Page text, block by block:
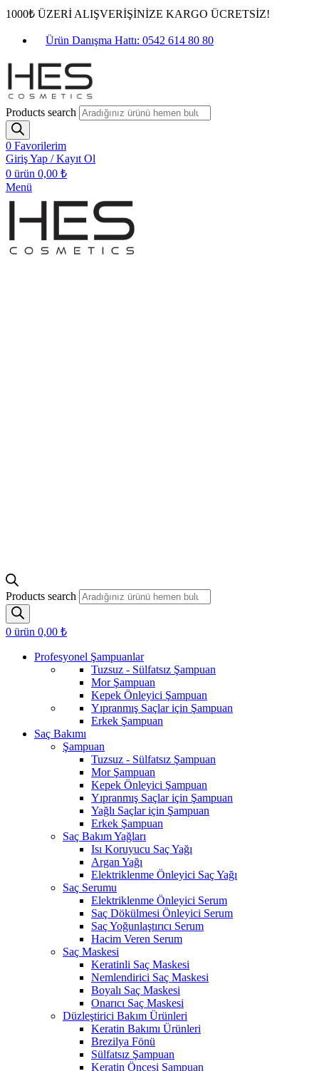
1000₺ ÜZERİ ALIŞVERİŞİNİZE KARGO ÜCRETSİZ!
Ürün Danışma Hattı: 0542 614 80 80
Products search
0 Favorilerim
Giriş Yap / Kayıt Ol
0 ürün 0,00 ₺
Menü
Products search
0 ürün 0,00 ₺
Profesyonel Şampuanlar
Tuzsuz - Sülfatsız Şampuan
Mor Şampuan
Kepek Önleyici Şampuan
Yıpranmış Saçlar için Şampuan
Erkek Şampuan
Saç Bakımı
Şampuan
Tuzsuz - Sülfatsız Şampuan
Mor Şampuan
Kepek Önleyici Şampuan
Yıpranmış Saçlar için Şampuan
Yağlı Saçlar için Şampuan
Erkek Şampuan
Saç Bakım Yağları
Isı Koruyucu Saç Yağı
Argan Yağı
Elektriklenme Önleyici Saç Yağı
Saç Serumu
Elektriklenme Önleyici Serum
Saç Dökülmesi Önleyici Serum
Saç Yoğunlaştırıcı Serum
Hacim Veren Serum
Saç Maskesi
Keratinli Saç Maskesi
Nemlendirici Saç Maskesi
Boyalı Saç Maskesi
Onarıcı Saç Maskesi
Düzleştirici Bakım Ürünleri
Keratin Bakımı Ürünleri
Brezilya Fönü
Sülfatsız Şampuan
Keratin Öncesi Şampuan